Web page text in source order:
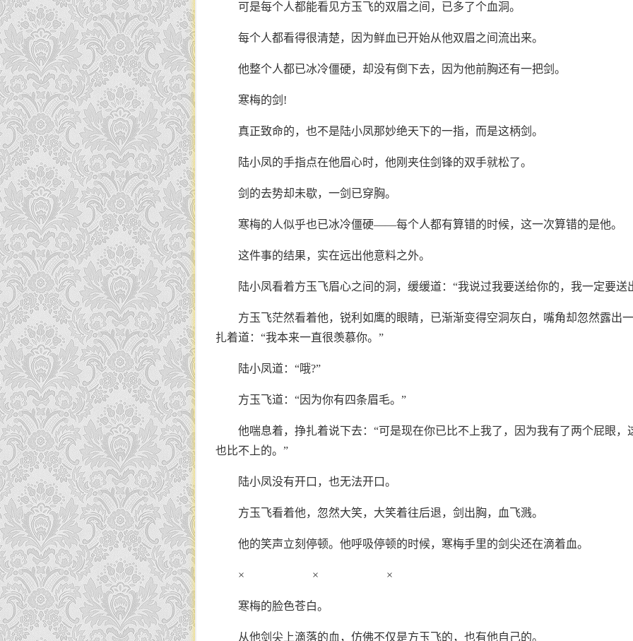
可是每个人都能看见方玉飞的双眉之间，已多了个血洞。
每个人都看得很清楚，因为鲜血已开始从他双眉之间流出来。
他整个人都已冰冷僵硬，却没有倒下去，因为他前胸还有一把剑。
寒梅的剑!
真正致命的，也不是陆小凤那妙绝天下的一指，而是这柄剑。
陆小凤的手指点在他眉心时，他刚夹住剑锋的双手就松了。
剑的去势却未歇，一剑已穿胸。
寒梅的人似乎也已冰冷僵硬——每个人都有算错的时候，这一次算错的是他。
这件事的结果，实在远出他意料之外。
陆小凤看着方玉飞眉心之间的洞，缓缓道：“我说过我要送给你的，我一定要送
方玉飞茫然看着他，锐利如鹰的眼睛，已渐渐变得空洞灰白，嘴角却忽然露出
扎着道：“我本来一直很羡慕你。”
陆小凤道：“哦?”
方玉飞道：“因为你有四条眉毛。”
他喘息着，挣扎着说下去：“可是现在你已比不上我了，因为我有了两个屁眼，
也比不上的。”
陆小凤没有开口，也无法开口。
方玉飞看着他，忽然大笑，大笑着往后退，剑出胸，血飞溅。
他的笑声立刻停顿。他呼吸停顿的时候，寒梅手里的剑尖还在滴着血。
× × ×
寒梅的脸色苍白。
从他剑尖上滴落的血，仿佛不仅是方玉飞的，也有他自己的。